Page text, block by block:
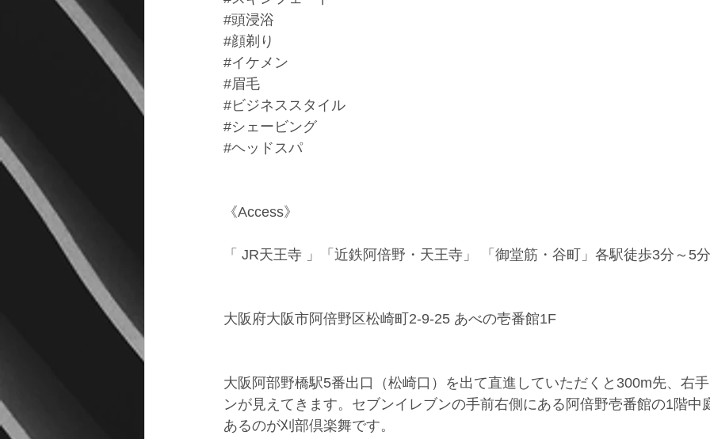
#頭浸浴
#顔剃り
#イケメン
#眉毛
#ビジネススタイル
#シェービング
#ヘッドスパ
《Access》
「 JR天王寺 」「近鉄阿倍野・天王寺」 「御堂筋・谷町」各駅徒歩3分～5分
大阪府大阪市阿倍野区松崎町2-9-25 あべの壱番館1F
大阪阿部野橋駅5番出口（松崎口）を出て直進していただくと300m先、右
ンが見えてきます。セブンイレブンの手前右側にある阿倍野壱番館の1階中
あるのが刈部倶楽舞です。